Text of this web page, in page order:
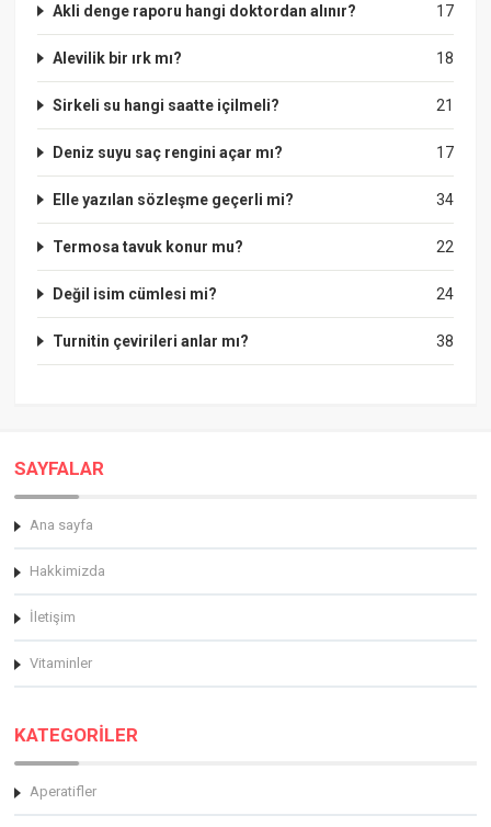
17
Akli denge raporu hangi doktordan alınır?
18
Alevilik bir ırk mı?
21
Sirkeli su hangi saatte içilmeli?
17
Deniz suyu saç rengini açar mı?
34
Elle yazılan sözleşme geçerli mi?
22
Termosa tavuk konur mu?
24
Değil isim cümlesi mi?
38
Turnitin çevirileri anlar mı?
SAYFALAR
Ana sayfa
Hakkimizda
İletişim
Vitaminler
KATEGORİLER
Aperatifler